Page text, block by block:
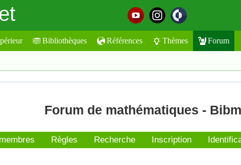
Bibliothèques Références Thèmes Forum
Forum de mathématiques -
Règles Recherche Inscription